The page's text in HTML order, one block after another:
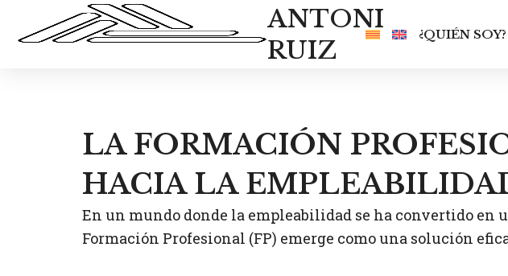
ANTONI
RUIZ
¿QUIÉN SOY?
LA FORMACIÓN
HACIA LA
En un mundo donde la empleabilidad se ha convertido en
Formación Profesional (FP) emerge como una solución